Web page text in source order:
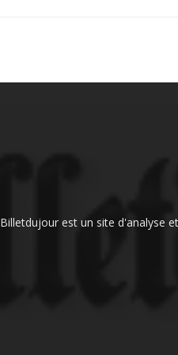
Billetdujour est un site d'analyse